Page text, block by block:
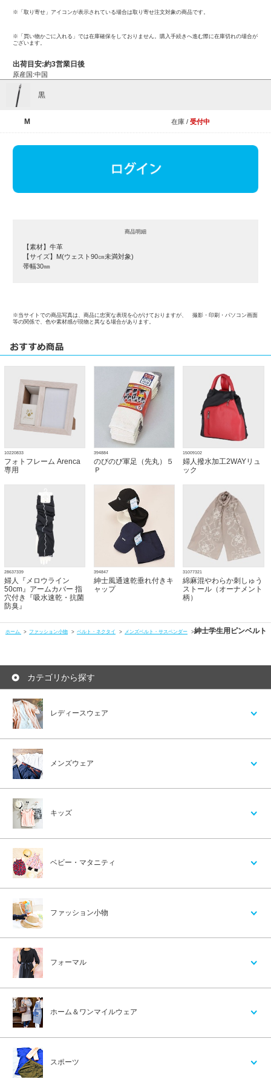
※「取り寄せ」アイコンが表示されている場合は取り寄せ注文対象の商品です。
※「買い物かごに入れる」では在庫確保をしておりません。購入手続きへ進む際に在庫切れの場合が
ございます。
出荷目安:約3営業日後
原産国:中国
黒
M 在庫 / 受付中
商品明細
【素材】牛革
【サイズ】M(ウェスト90㎝未満対象)
帯幅30㎜
※当サイトでの商品写真は、商品に忠実な表現を心がけておりますが、 撮影・印刷・パソコン画面
等の関係で、色や素材感が現物と異なる場合があります。
10220833
フォトフレーム Arenca
専用
394884
のびのび軍足（先丸）５
Ｐ
15009102
婦人撥水加工2WAYリュ
ック
28637339
婦人『メロウライン
50cm』アームカバー 指
穴付き『吸水速乾・抗菌
防臭』
394847
紳士風通速乾垂れ付きキ
ャップ
31077321
綿麻混やわらか刺しゅう
ストール（オーナメント
柄）
ホーム > ファッション小物 > ベルト・ネクタイ > メンズベルト・サスペンダー >紳士学生用ピンベルト
カテゴリから探す
レディースウェア
メンズウェア
キッズ
ベビー・マタニティ
ファッション小物
フォーマル
ホーム＆ワンマイルウェア
スポーツ